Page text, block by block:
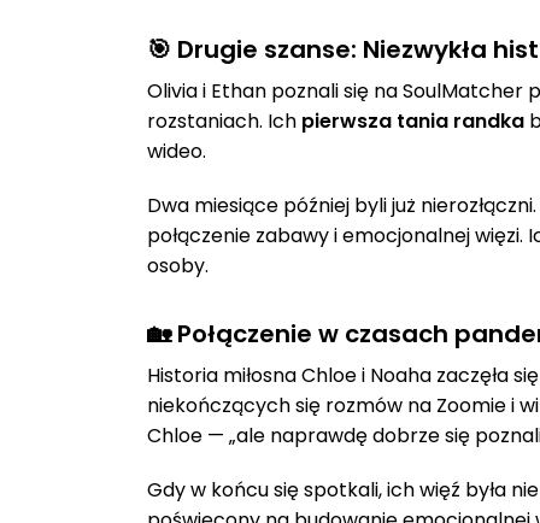
🎯 Drugie szanse: Niezwykła
Olivia i Ethan poznali się na
rozstaniach. Ich pierwsza tania randka
wideo.
Dwa miesiące później byli już
połączenie zabawy i emocjonalnej więzi.
osoby.
🏡 Połączenie w czasach
Historia miłosna Chloe i Noaha zaczęła
niekończących się rozmów na Zoomie i
Chloe — „ale naprawdę dobrze się
Gdy w końcu się spotkali, ich więź była